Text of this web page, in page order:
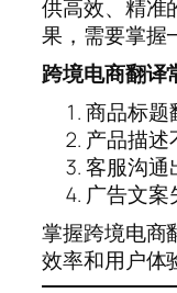
供高效、精准
果，需要掌握
跨境电商翻译
商品标题
产品描述
客服沟通
广告文案
掌握跨境电商
效率和用户体